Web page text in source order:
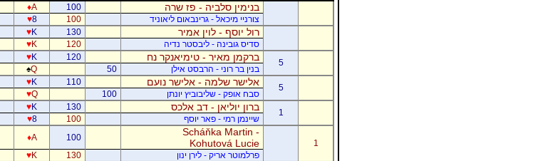
בנימין סלביה - פז שרה 100
♦A
צורניי מיכאל - גרינבאום ליאוניד
100
♥8
רול יוסף - לוין אמיר 130
♥K
סדיס גובינה - ליבסטר נדיה
120
♥K
5
ברקמן מאיר - טימיאנקר נח 120
♥K
בנין בר רוני - הרבסט אילן
50
♠Q
5
אלישר שלמה - אלישר נועם 110
♥K
סבח אופק - שליבוביץ יונתן
100
♥Q
1
ברון יוליאן - דב אלכס 130
♥K
שיינמן רמי - פאר יוסף
100
♥8
1
Scháňka Martin -
Kohutová Lucie
100
♦A
פרלמוטר אריק - לירן ינון
130
♥K